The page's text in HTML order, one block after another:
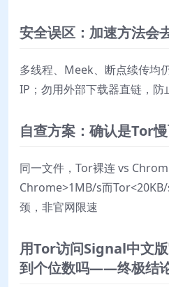
安全误区：加速方法会
多线程、Meek、断点续传均
IP；勿用外部下载器直链，防
自查方案：确认是Tor
同一文件，Tor裸连 vs
Chrome>1MB/s而
颈，非官网限速
用Tor访问Signal中文
到个位数吗——终极结